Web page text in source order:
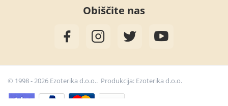
Obiščite nas
© 1998 - 2026 Ezoterika d.o.o.. Produkcija: Ezoterika d.o.o.